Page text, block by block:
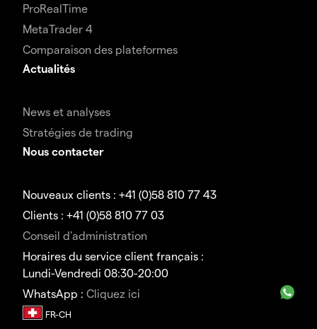
ProRealTime
MetaTrader 4
Comparaison des plateformes
Actualités
News et analyses
Stratégies de trading
Nous contacter
Nouveaux clients : +41 (0)58 810 77 43
Clients : +41 (0)58 810 77 03
Conseil d'administration
Horaires du service client français :
Lundi-Vendredi 08:30-20:00
WhatsApp : Cliquez ici